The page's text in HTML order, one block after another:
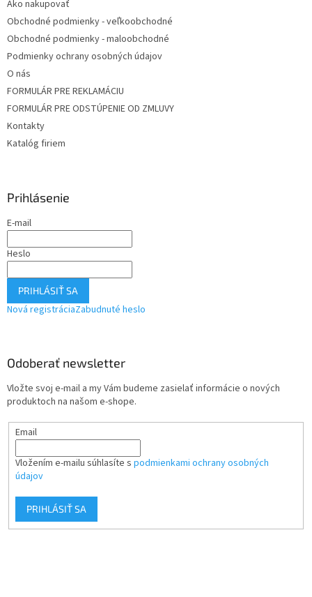
Ako nakupovať
Obchodné podmienky - veľkoobchodné
Obchodné podmienky - maloobchodné
Podmienky ochrany osobných údajov
O nás
FORMULÁR PRE REKLAMÁCIU
FORMULÁR PRE ODSTÚPENIE OD ZMLUVY
Kontakty
Katalóg firiem
Prihlásenie
E-mail
Heslo
PRIHLÁSIŤ SA
Nová registráciaZabudnuté heslo
Odoberať newsletter
Vložte svoj e-mail a my Vám budeme zasielať informácie o nových
produktoch na našom e-shope.
Email
Vložením e-mailu súhlasíte s podmienkami ochrany osobných
údajov
PRIHLÁSIŤ SA